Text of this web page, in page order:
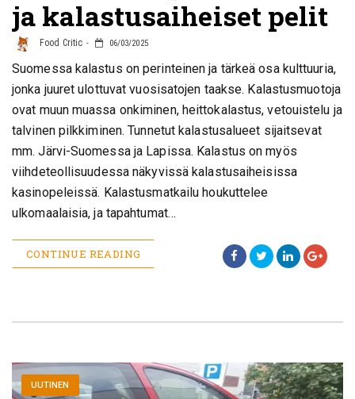
ja kalastusaiheiset pelit
Food Critic 06/03/2025
Suomessa kalastus on perinteinen ja tärkeä osa kulttuuria,
jonka juuret ulottuvat vuosisatojen taakse. Kalastusmuotoja
ovat muun muassa onkiminen, heittokalastus, vetouistelu ja
talvinen pilkkiminen. Tunnetut kalastusalueet sijaitsevat
mm. Järvi-Suomessa ja Lapissa. Kalastus on myös
viihdeteollisuudessa näkyvissä kalastusaiheisissa
kasinopeleissä. Kalastusmatkailu houkuttelee
ulkomaalaisia, ja tapahtumat…
CONTINUE READING
UUTINEN